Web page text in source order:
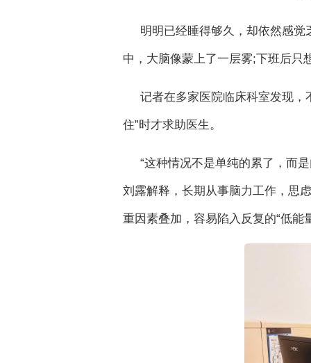
明明已经睡得够久，却依然感
中，大脑像蒙上了一层雾;下班后
记者在多家医院临床科室发现，
住”时才求助医生。
“这种情况不是单纯的累了，而
刘露解释，长期从事脑力工作，思
重因素叠加，容易陷入反复的“低能